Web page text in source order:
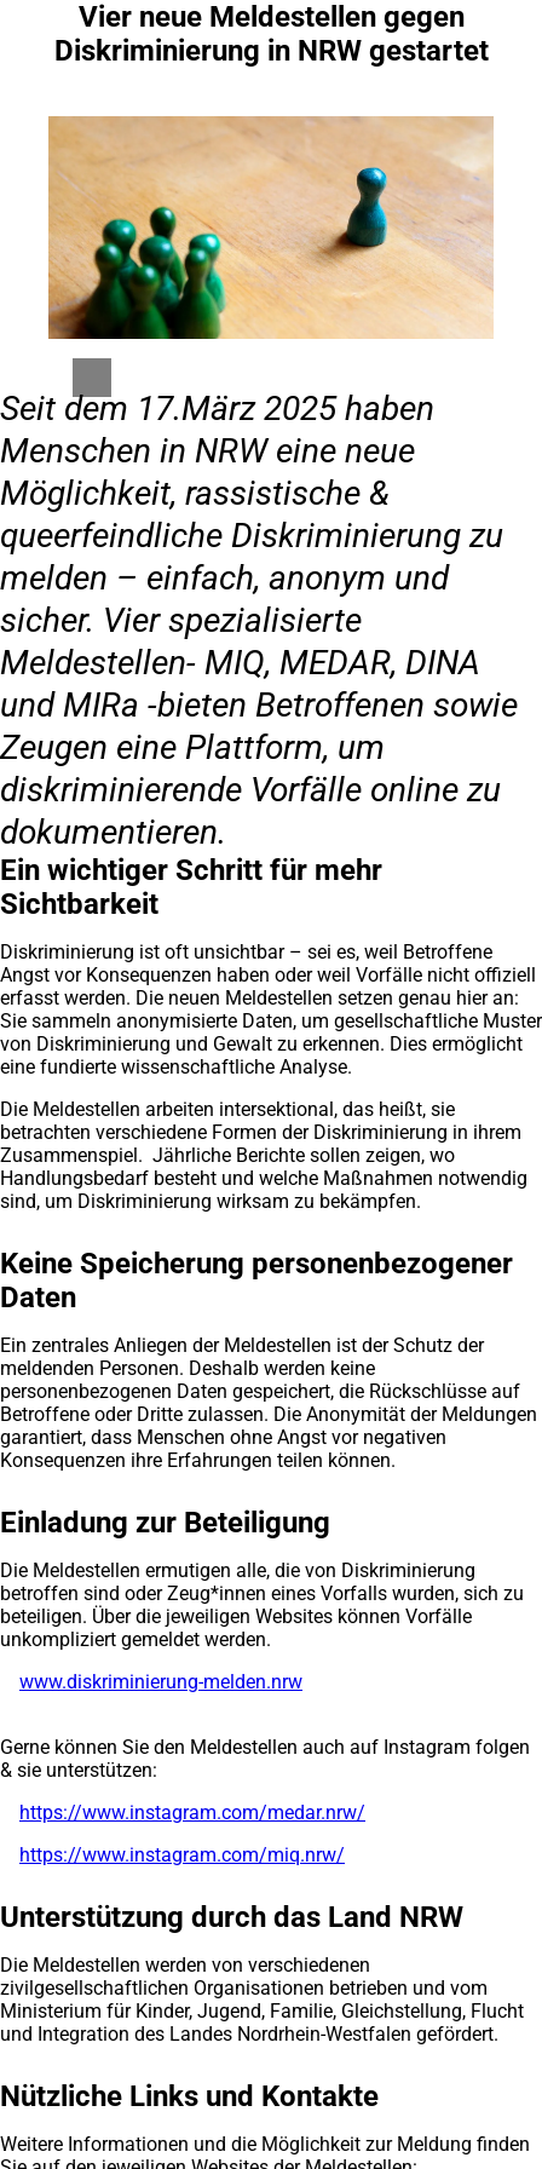
Inhalt anspringen
Vier neue Meldestellen gegen
Diskriminierung in NRW gestartet
Seit dem 17.März 2025 haben
Menschen in NRW eine neue
Möglichkeit, rassistische &
queerfeindliche Diskriminierung zu
melden – einfach, anonym und
sicher. Vier spezialisierte
Meldestellen- MIQ, MEDAR, DINA
und MIRa -bieten Betroffenen sowie
Zeugen eine Plattform, um
diskriminierende Vorfälle online zu
dokumentieren.
Ein wichtiger Schritt für mehr
Sichtbarkeit
Diskriminierung ist oft unsichtbar – sei es, weil Betroffene
Angst vor Konsequenzen haben oder weil Vorfälle nicht offiziell
erfasst werden. Die neuen Meldestellen setzen genau hier an:
Sie sammeln anonymisierte Daten, um gesellschaftliche Muster
von Diskriminierung und Gewalt zu erkennen. Dies ermöglicht
eine fundierte wissenschaftliche Analyse.
Die Meldestellen arbeiten intersektional, das heißt, sie
betrachten verschiedene Formen der Diskriminierung in ihrem
Zusammenspiel. Jährliche Berichte sollen zeigen, wo
Handlungsbedarf besteht und welche Maßnahmen notwendig
sind, um Diskriminierung wirksam zu bekämpfen.
Keine Speicherung personenbezogener
Daten
Ein zentrales Anliegen der Meldestellen ist der Schutz der
meldenden Personen. Deshalb werden keine
personenbezogenen Daten gespeichert, die Rückschlüsse auf
Betroffene oder Dritte zulassen. Die Anonymität der Meldungen
garantiert, dass Menschen ohne Angst vor negativen
Konsequenzen ihre Erfahrungen teilen können.
Einladung zur Beteiligung
Die Meldestellen ermutigen alle, die von Diskriminierung
betroffen sind oder Zeug*innen eines Vorfalls wurden, sich zu
beteiligen. Über die jeweiligen Websites können Vorfälle
unkompliziert gemeldet werden.
www.diskriminierung-melden.nrw
neuen
Gerne können Sie den Meldestellen auch auf Instagram folgen
& sie unterstützen:
https://www.instagram.com/medar.nrw/
Tab)
https://www.instagram.com/miq.nrw/
einem
neuen
Unterstützung durch das Land NRW
Die Meldestellen werden von verschiedenen
zivilgesellschaftlichen Organisationen betrieben und vom
Ministerium für Kinder, Jugend, Familie, Gleichstellung, Flucht
und Integration des Landes Nordrhein-Westfalen gefördert.
Nützliche Links und Kontakte
Weitere Informationen und die Möglichkeit zur Meldung finden